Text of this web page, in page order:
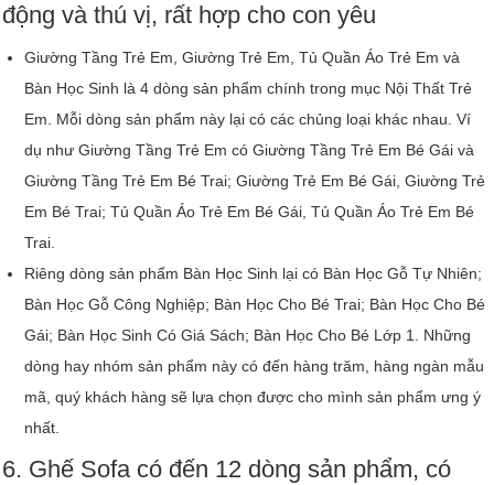
động và thú vị, rất hợp cho con yêu
Giường Tầng Trẻ Em, Giường Trẻ Em, Tủ Quần Áo Trẻ Em và
Bàn Học Sinh là 4 dòng sản phẩm chính trong mục Nội Thất Trẻ
Em. Mỗi dòng sản phẩm này lại có các chủng loại khác nhau. Ví
dụ như Giường Tầng Trẻ Em có Giường Tầng Trẻ Em Bé Gái và
Giường Tầng Trẻ Em Bé Trai; Giường Trẻ Em Bé Gái, Giường Trẻ
Em Bé Trai; Tủ Quần Áo Trẻ Em Bé Gái, Tủ Quần Áo Trẻ Em Bé
Trai.
Riêng dòng sản phẩm Bàn Học Sinh lại có Bàn Học Gỗ Tự Nhiên;
Bàn Học Gỗ Công Nghiệp; Bàn Học Cho Bé Trai; Bàn Học Cho Bé
Gái; Bàn Học Sinh Có Giá Sách; Bàn Học Cho Bé Lớp 1. Những
dòng hay nhóm sản phẩm này có đến hàng trăm, hàng ngàn mẫu
mã, quý khách hàng sẽ lựa chọn được cho mình sản phẩm ưng ý
nhất.
6. Ghế Sofa có đến 12 dòng sản phẩm, có